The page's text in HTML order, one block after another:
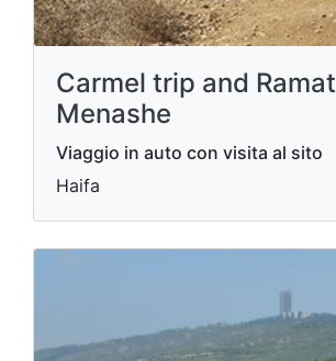
Carmel trip and Ramat
Menashe
Viaggio in auto con visita al sito
Haifa